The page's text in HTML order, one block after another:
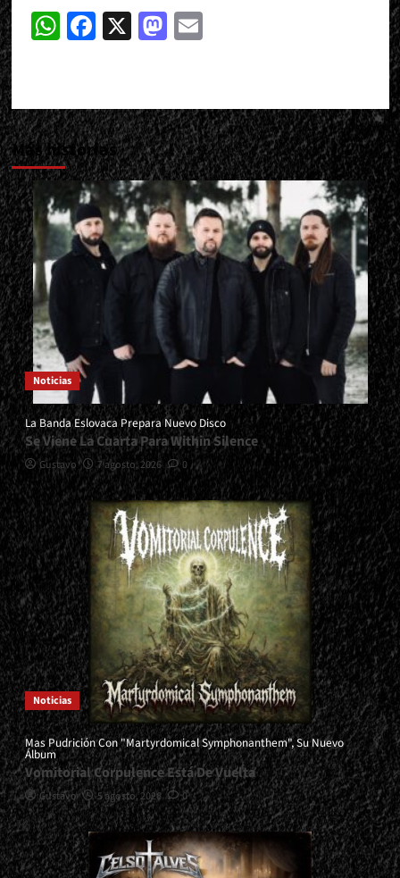
WhatsApp
Facebook
X Mastodon
Email
Más historias
Noticias
La Banda Eslovaca Prepara Nuevo Disco
Se Viene La Cuarta Para Within Silence
Gustavo 7 agosto, 2026 0
Noticias
Mas Pudrición Con "Martyrdomical Symphonanthem", Su Nuevo
Álbum
Vomitorial Corpulence Está De Vuelta
Gustavo 5 agosto, 2026 0